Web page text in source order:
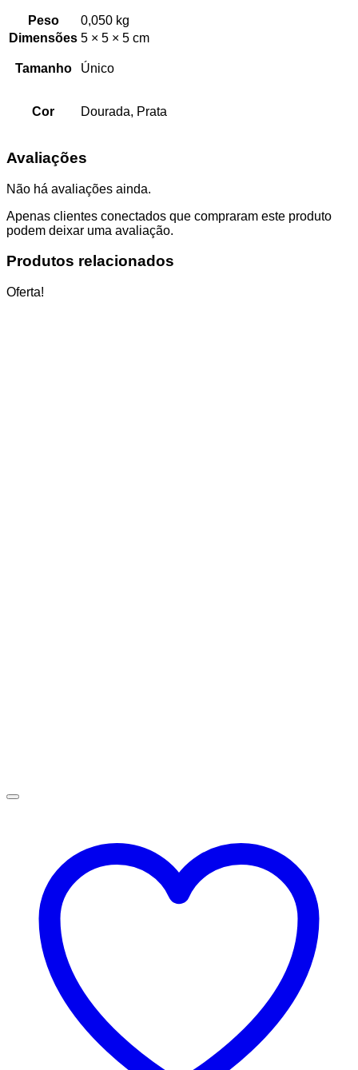
Peso
0,050 kg
Dimensões 5 × 5 × 5 cm
Tamanho Único
Cor Dourada, Prata
Avaliações
Não há avaliações ainda.
Apenas clientes conectados que compraram este produto
podem deixar uma avaliação.
Produtos relacionados
Oferta!